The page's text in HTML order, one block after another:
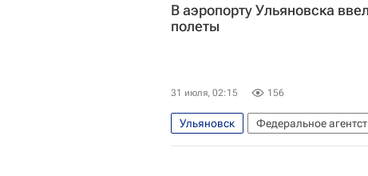
В аэропорту Ульяновска
полеты
31 июля, 02:15 156
Ульяновск Федеральное